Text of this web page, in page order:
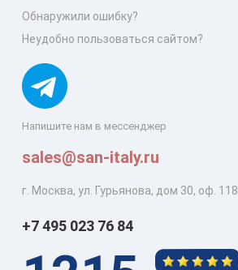
Напишите нам в мессенджер
sales@san-italy.ru
г. Москва, ул. Гурьянова, дом 30, оф. 118
Обнаружили ошибку?
Неудобно пользоваться сайтом?
+7 495 023 76 84